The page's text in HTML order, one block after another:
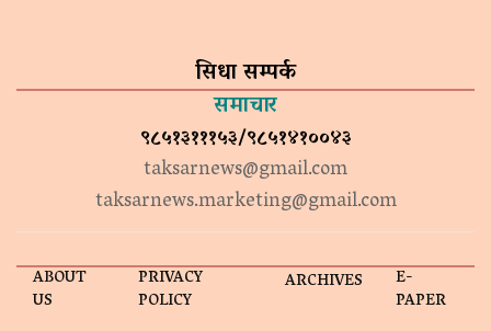
सिधा सम्पर्क
समाचार
९८५१३१११५३/९८५१४१००४३
taksarnews@gmail.com
taksarnews.marketing@gmail.com
ABOUT
US
PRIVACY
POLICY
ARCHIVES E-
PAPER